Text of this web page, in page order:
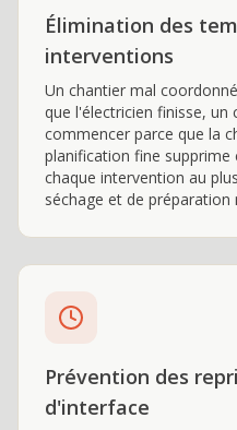
Élimination des
interventions
Un chantier mal
que l'électricien finisse, un
commencer parce que la
planification fine
chaque intervention au
séchage et de préparation
Prévention des
d'interface